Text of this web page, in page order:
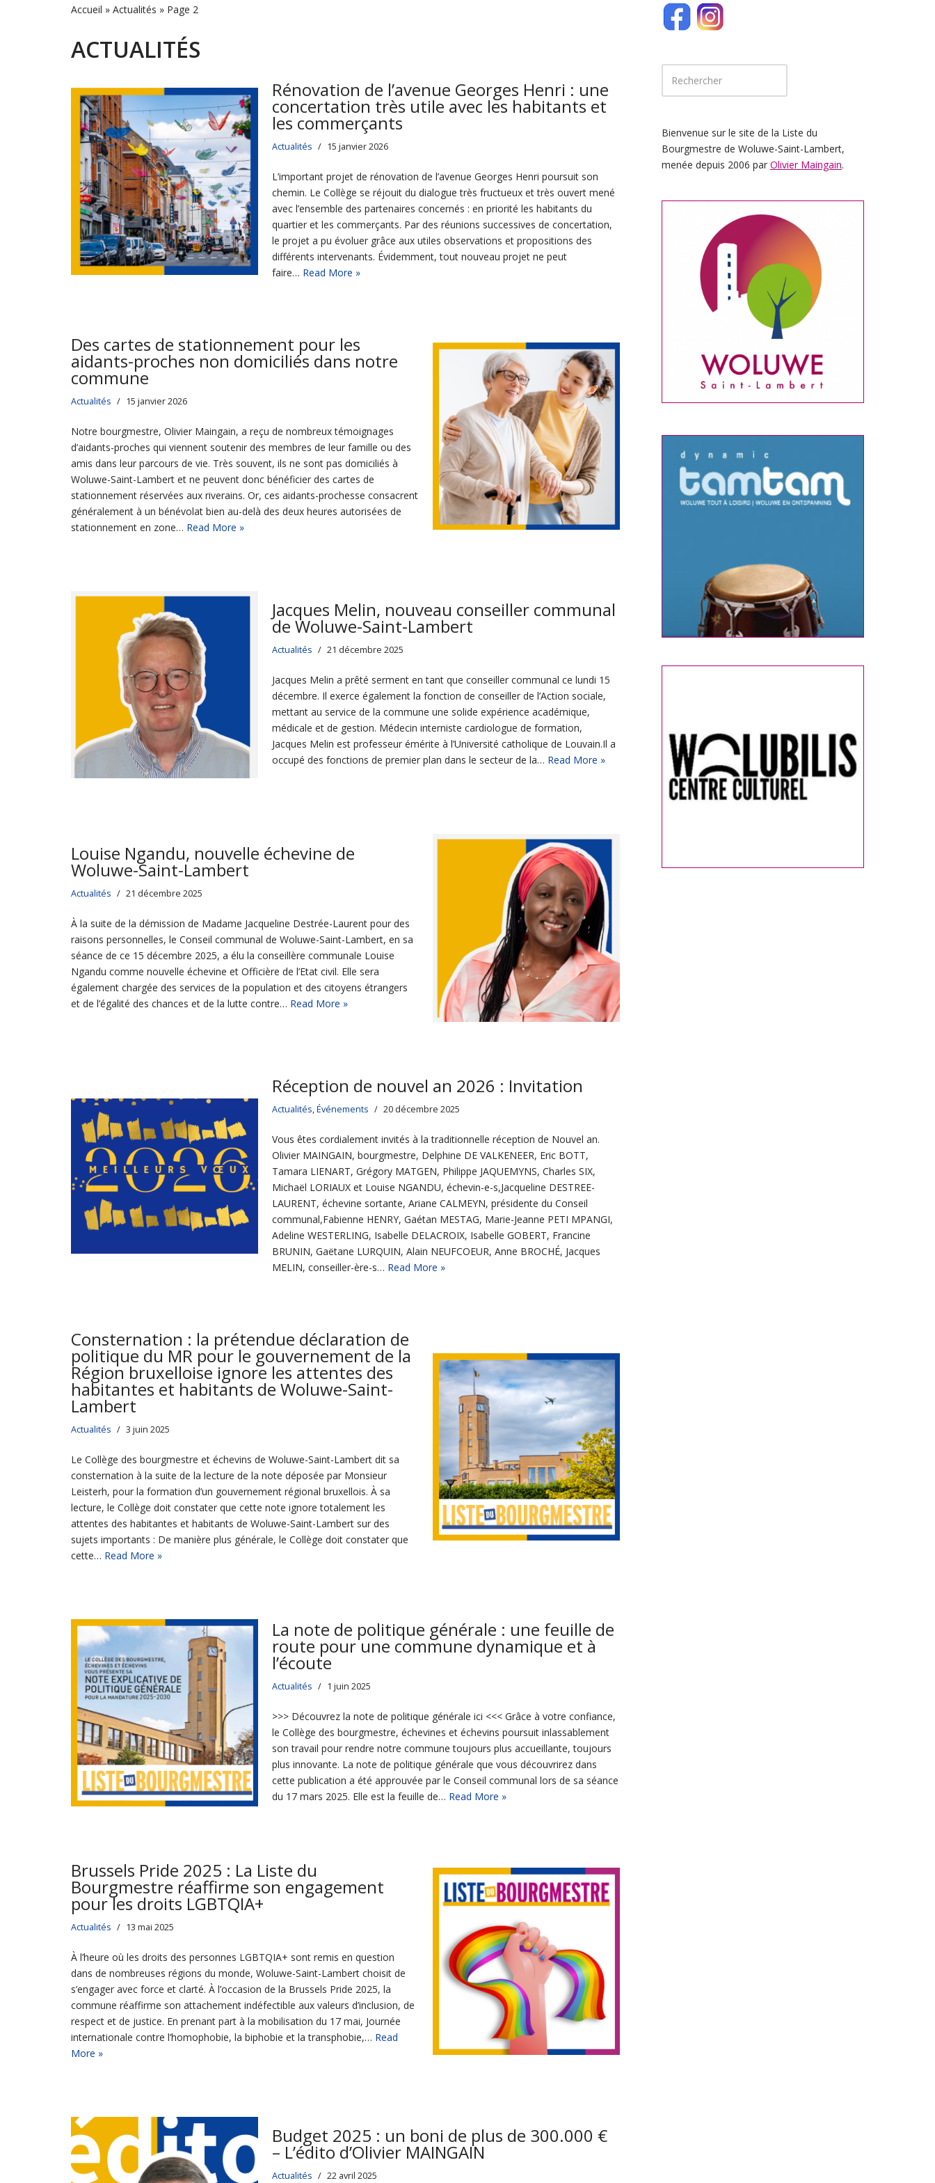
Accueil » Actualités » Page 2
ACTUALITÉS
Rénovation de l’avenue Georges Henri : une
concertation très utile avec les habitants et
les commerçants
Actualités 15 janvier 2026
L’important projet de rénovation de l’avenue Georges Henri poursuit son
chemin. Le Collège se réjouit du dialogue très fructueux et très ouvert mené
avec l’ensemble des partenaires concernés : en priorité les habitants du
quartier et les commerçants. Par des réunions successives de concertation,
le projet a pu évoluer grâce aux utiles observations et propositions des
différents intervenants. Évidemment, tout nouveau projet ne peut
faire… Read More »
Des cartes de stationnement pour les
aidants-proches non domiciliés dans notre
commune
Actualités 15 janvier 2026
Notre bourgmestre, Olivier Maingain, a reçu de nombreux témoignages
d’aidants-proches qui viennent soutenir des membres de leur famille ou des
amis dans leur parcours de vie. Très souvent, ils ne sont pas domiciliés à
Woluwe-Saint-Lambert et ne peuvent donc bénéficier des cartes de
stationnement réservées aux riverains. Or, ces aidants-prochesse consacrent
généralement à un bénévolat bien au-delà des deux heures autorisées de
stationnement en zone… Read More »
Jacques Melin, nouveau conseiller communal
de Woluwe-Saint-Lambert
Actualités 21 décembre 2025
Jacques Melin a prêté serment en tant que conseiller communal ce lundi 15
décembre. Il exerce également la fonction de conseiller de l’Action sociale,
mettant au service de la commune une solide expérience académique,
médicale et de gestion. Médecin interniste cardiologue de formation,
Jacques Melin est professeur émérite à l’Université catholique de Louvain.Il a
occupé des fonctions de premier plan dans le secteur de la… Read More »
Louise Ngandu, nouvelle échevine de
Woluwe-Saint-Lambert
Actualités 21 décembre 2025
À la suite de la démission de Madame Jacqueline Destrée-Laurent pour des
raisons personnelles, le Conseil communal de Woluwe-Saint-Lambert, en sa
séance de ce 15 décembre 2025, a élu la conseillère communale Louise
Ngandu comme nouvelle échevine et Officière de l’Etat civil. Elle sera
également chargée des services de la population et des citoyens étrangers
et de l’égalité des chances et de la lutte contre… Read More »
Réception de nouvel an 2026 : Invitation
Actualités,Événements 20 décembre 2025
Vous êtes cordialement invités à la traditionnelle réception de Nouvel an.
Olivier MAINGAIN, bourgmestre, Delphine DE VALKENEER, Eric BOTT,
Tamara LIENART, Grégory MATGEN, Philippe JAQUEMYNS, Charles SIX,
Michaël LORIAUX et Louise NGANDU, échevin-e-s,Jacqueline DESTREE-
LAURENT, échevine sortante, Ariane CALMEYN, présidente du Conseil
communal,Fabienne HENRY, Gaétan MESTAG, Marie-Jeanne PETI MPANGI,
Adeline WESTERLING, Isabelle DELACROIX, Isabelle GOBERT, Francine
BRUNIN, Gaëtane LURQUIN, Alain NEUFCOEUR, Anne BROCHÉ, Jacques
MELIN, conseiller-ère-s… Read More »
Consternation : la prétendue déclaration de
politique du MR pour le gouvernement de la
Région bruxelloise ignore les attentes des
habitantes et habitants de Woluwe-Saint-
Lambert
Actualités 3 juin 2025
Le Collège des bourgmestre et échevins de Woluwe-Saint-Lambert dit sa
consternation à la suite de la lecture de la note déposée par Monsieur
Leisterh, pour la formation d’un gouvernement régional bruxellois. À sa
lecture, le Collège doit constater que cette note ignore totalement les
attentes des habitantes et habitants de Woluwe-Saint-Lambert sur des
sujets importants : De manière plus générale, le Collège doit constater que
cette… Read More »
La note de politique générale : une feuille de
route pour une commune dynamique et à
l’écoute
Actualités 1 juin 2025
>>> Découvrez la note de politique générale ici <<< Grâce à votre confiance,
le Collège des bourgmestre, échevines et échevins poursuit inlassablement
son travail pour rendre notre commune toujours plus accueillante, toujours
plus innovante. La note de politique générale que vous découvrirez dans
cette publication a été approuvée par le Conseil communal lors de sa séance
du 17 mars 2025. Elle est la feuille de… Read More »
Brussels Pride 2025 : La Liste du
Bourgmestre réaffirme son engagement
pour les droits LGBTQIA+
Actualités 13 mai 2025
À l’heure où les droits des personnes LGBTQIA+ sont remis en question
dans de nombreuses régions du monde, Woluwe-Saint-Lambert choisit de
s’engager avec force et clarté. À l’occasion de la Brussels Pride 2025, la
commune réaffirme son attachement indéfectible aux valeurs d’inclusion, de
respect et de justice. En prenant part à la mobilisation du 17 mai, Journée
internationale contre l’homophobie, la biphobie et la transphobie,… Read
More »
Budget 2025 : un boni de plus de 300.000 €
– L’édito d’Olivier MAINGAIN
Actualités 22 avril 2025
Bienvenue sur le site de la Liste du
Bourgmestre de Woluwe-Saint-Lambert,
menée depuis 2006 par Olivier Maingain.